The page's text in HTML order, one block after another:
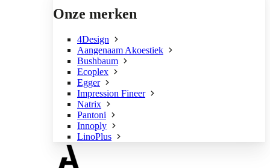
Onze merken
4Design
Aangenaam Akoestiek
Bushbaum
Ecoplex
Egger
Impression Fineer
Natrix
Pantoni
Innoply
LinoPlus